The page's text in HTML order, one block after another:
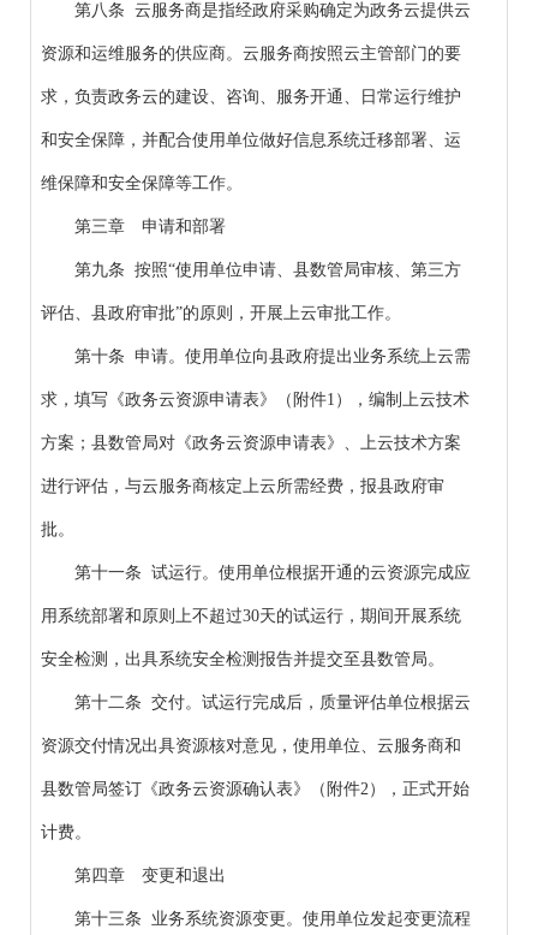
第八条 云服务商是指经政府采购确定为政务云提供云
资源和运维服务的供应商。云服务商按照云主管部门的要
求，负责政务云的建设、咨询、服务开通、日常运行维护
和安全保障，并配合使用单位做好信息系统迁移部署、运
维保障和安全保障等工作。
第三章 申请和部署
第九条 按照“使用单位申请、县数管局审核、第三方
评估、县政府审批”的原则，开展上云审批工作。
第十条 申请。使用单位向县政府提出业务系统上云需
求，填写《政务云资源申请表》（附件1），编制上云技术
方案；县数管局对《政务云资源申请表》、上云技术方案
进行评估，与云服务商核定上云所需经费，报县政府审
批。
第十一条 试运行。使用单位根据开通的云资源完成应
用系统部署和原则上不超过30天的试运行，期间开展系统
安全检测，出具系统安全检测报告并提交至县数管局。
第十二条 交付。试运行完成后，质量评估单位根据云
资源交付情况出具资源核对意见，使用单位、云服务商和
县数管局签订《政务云资源确认表》（附件2），正式开始
计费。
第四章 变更和退出
第十三条 业务系统资源变更。使用单位发起变更流程